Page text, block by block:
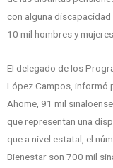
con alguna
10 mil hombres y
El delegado de los
López Campos, informó
Ahome, 91 mil
que representan una
que a nivel estatal, el
Bienestar son 700 mil